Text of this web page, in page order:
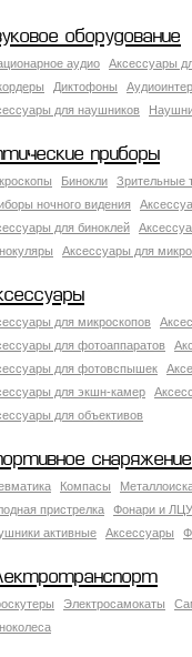
оборудование
аудио Аксессуары
Диктофоны
для наушников
приборы
Бинокли Зрительные
ночного видения
для биноклей
Аксессуары для
для микроскопов
для фотоаппаратов
для фотовспышек
для экшн-камер
для объективов
снаряжение
Компасы
пристрелка
Фонари и ЛЦУ
активные
Аксессуары
Электросамокаты